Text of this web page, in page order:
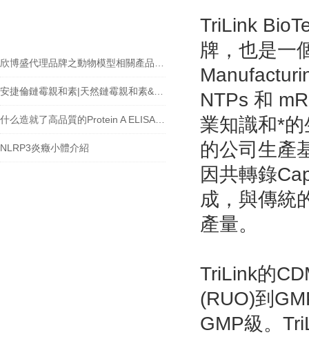
NLRP3炎癥小體介紹
TriLink
牌，也是一
NTPs 和
業知識和*
的公司生產
因共轉錄
成，與傳統
產量。
TriLink的
(RUO)到
GMP級。